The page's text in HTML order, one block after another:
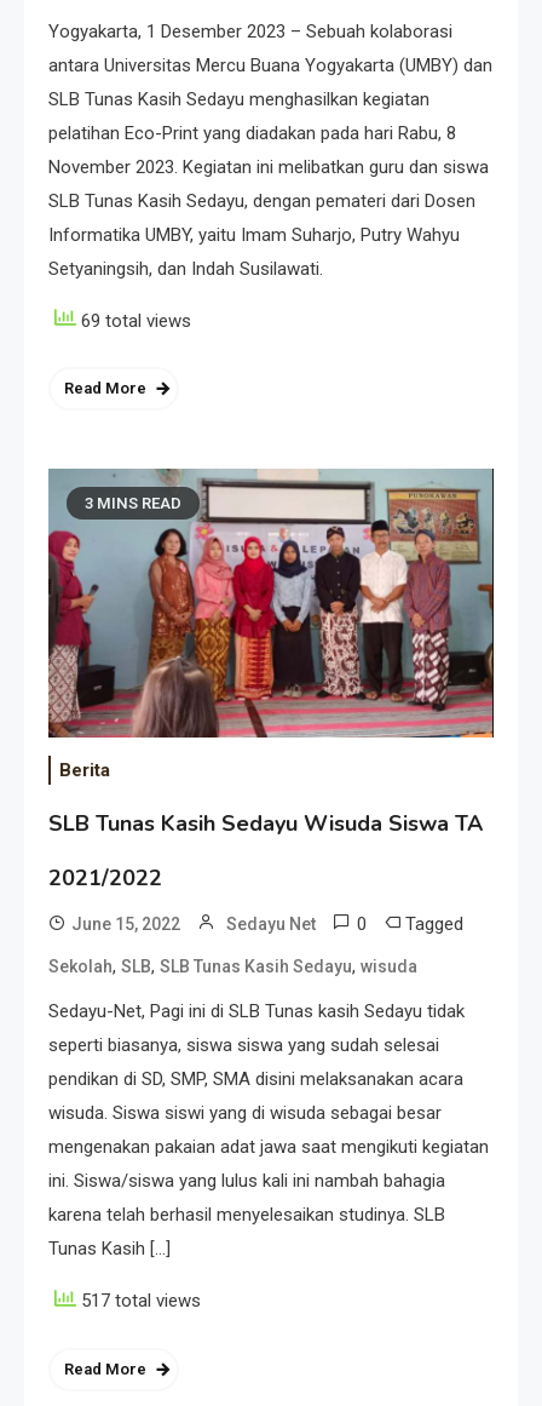
Yogyakarta, 1 Desember 2023 – Sebuah kolaborasi
antara Universitas Mercu Buana Yogyakarta (UMBY) dan
SLB Tunas Kasih Sedayu menghasilkan kegiatan
pelatihan Eco-Print yang diadakan pada hari Rabu, 8
November 2023. Kegiatan ini melibatkan guru dan siswa
SLB Tunas Kasih Sedayu, dengan pemateri dari Dosen
Informatika UMBY, yaitu Imam Suharjo, Putry Wahyu
Setyaningsih, dan Indah Susilawati.
69 total views
Read More
3 MINS READ
Berita
SLB Tunas Kasih Sedayu Wisuda Siswa TA
2021/2022
June 15, 2022 Sedayu Net 0 Tagged
Sekolah, SLB, SLB Tunas Kasih Sedayu, wisuda
Sedayu-Net, Pagi ini di SLB Tunas kasih Sedayu tidak
seperti biasanya, siswa siswa yang sudah selesai
pendikan di SD, SMP, SMA disini melaksanakan acara
wisuda. Siswa siswi yang di wisuda sebagai besar
mengenakan pakaian adat jawa saat mengikuti kegiatan
ini. Siswa/siswa yang lulus kali ini nambah bahagia
karena telah berhasil menyelesaikan studinya. SLB
Tunas Kasih […]
517 total views
Read More